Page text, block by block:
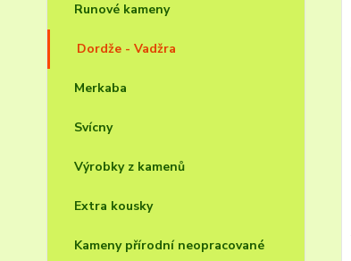
Runové kameny
Dordže - Vadžra
Merkaba
Svícny
Výrobky z kamenů
Extra kousky
Kameny přírodní neopracované